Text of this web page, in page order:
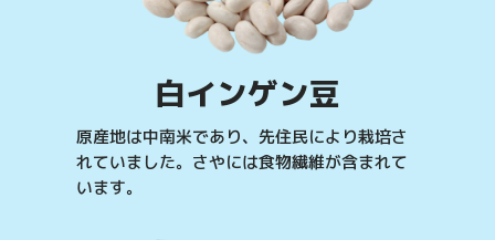
白インゲン豆
原産地は中南米であり、先住民により栽培さ
れていました。さやには食物繊維が含まれて
います。